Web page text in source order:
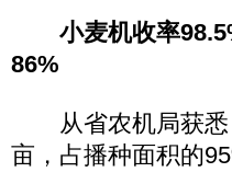
小麦机收率
86%
从省农机局获悉
亩，占播种面积的